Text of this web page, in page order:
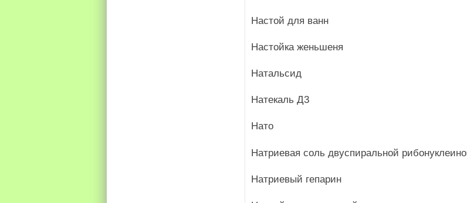
Настой для ванн
Настойка женьшеня
Натальсид
Натекаль Д3
Нато
Натриевая соль двуспиральной
Натриевый гепарин